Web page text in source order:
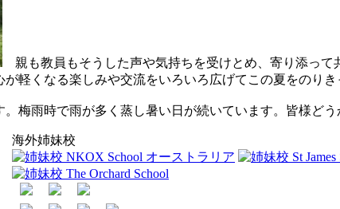
親も教員もそうした声や気持ちを受けとめ、寄り添って
軽くなる楽しみや交流をいろいろ広げてこの夏をのりき
梅雨時で雨が多く蒸し暑い日が続いています。皆様どう
海外姉妹校